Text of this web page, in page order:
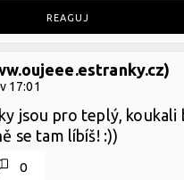
REAGUJ
17:01
jsou pro teplý, koukali
se tam líbíš! :))
0